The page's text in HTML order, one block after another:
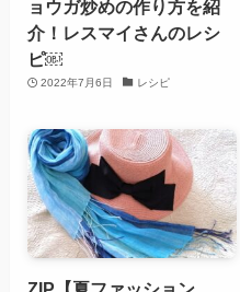
ョウガ炒めの作り方を紹
介！レスマイさんのレシ
ピ￼
2022年7月6日 レシピ